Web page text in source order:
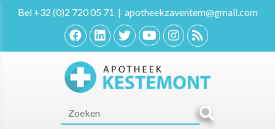
Bel +32 (0)2 720 05 71 | apotheekzaventem@gmail.com